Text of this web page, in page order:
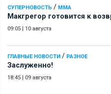
СУПЕРНОВОСТЬ / ММА
Макгрегор готовится к
09:05 | 10 августа
ГЛАВНЫЕ НОВОСТИ / РАЗНОЕ
Заслуженно!
18:45 | 09 августа